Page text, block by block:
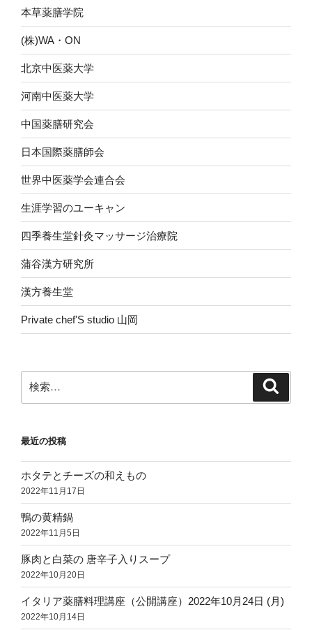
本草薬膳学院
(株)WA・ON
北京中医薬大学
河南中医薬大学
中国薬膳研究会
日本国際薬膳師会
世界中医薬学会連合会
生涯学習のユーキャン
四季養生堂針灸マッサージ治療院
蒲谷漢方研究所
漢方養生堂
Private chef'S studio 山岡
索:
最近の投稿
ホタテとチーズの和えもの
2022年11月17日
鴨の黄精鍋
2022年11月5日
豚肉と白菜の 唐辛子入りスープ
2022年10月20日
イタリア薬膳料理講座（公開講座）2022年10月24日 (月)
2022年10月14日